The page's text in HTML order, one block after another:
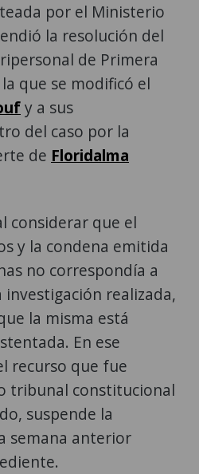
por el Ministerio
la resolución del
de Primera
que se modificó el
y a sus
del caso por la
de Floridalma
considerar que el
y la condena emitida
no correspondía a
realizada,
la misma está
En ese
recurso que fue
tribunal constitucional
suspende la
semana anterior